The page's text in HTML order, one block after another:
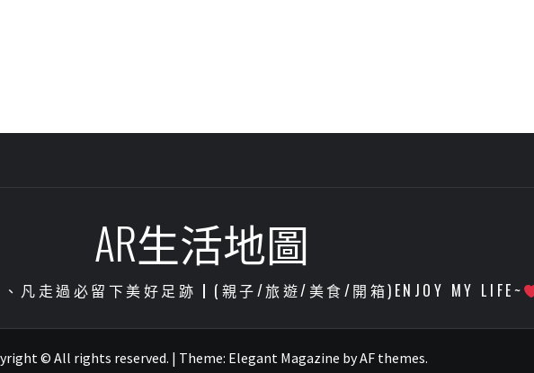
AR生活地圖
凡走過必留下美好足跡┃(親子/旅遊/美食/開箱)ENJOY MY LIFE~
© All rights reserved. | Theme: Elegant Magazine byAF themes.